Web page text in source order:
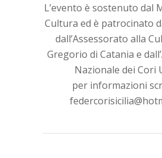
L’evento è sostenuto dal
Cultura ed è patrocinato
dall’Assessorato alla
Gregorio di Catania e
Nazionale dei Cori
per informazioni